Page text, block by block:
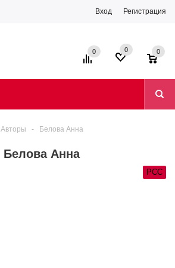
Вход Регистрация
0 0 0
Авторы - Белова Анна
Белова Анна
РСС